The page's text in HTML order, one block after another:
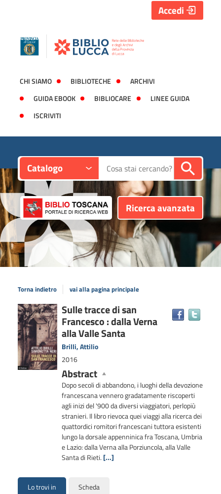
CHI SIAMO BIBLIOTECHE
ARCHIVI
GUIDA EBOOK
BIBLIOCARE
LINEE GUIDA
ISCRIVITI
Accedi
Catalogo Cerca su "Catalogo"
Ricerca avanzata
Torna indietro vai alla pagina principale
Dettaglio
del
documento
Sulle tracce di san
Francesco : dalla Verna
alla Valle Santa
Brilli, Attilio
2016
Abstract
Dopo secoli di abbandono, i luoghi della devozione
francescana vennero gradatamente riscoperti
agli inizi del '900 da diversi viaggiatori, perlopiù
stranieri. Il libro rievoca quei viaggi alla ricerca dei
quattordici romitori francescani tuttora esistenti
lungo la dorsale appenninica fra Toscana, Umbria
e Lazio: dalla Verna alla Porziuncola, alla Valle
Santa di Rieti. [...]
Lo trovi in Scheda